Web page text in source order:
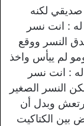
لكنه
: انت نسر
النسر ووقع
لم ييأس واخذ
: انت نسر
النسر الصغير
وبدل أن
بين الكتاكيت